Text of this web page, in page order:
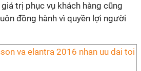
trị phục vụ khách hàng cũng
đồng hành vì quyền lợi người